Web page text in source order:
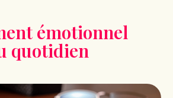
émotionnel
quotidien